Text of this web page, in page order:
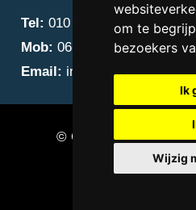
om te
bezoekers
Ik
Wijzig
Tel: 010 – 223 3759
Mob: 06 – 4838 1000
Email:
© Copyright 2026
Natuursteen